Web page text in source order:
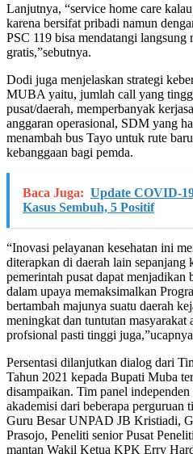
Lanjutnya, “service home care
karena bersifat pribadi namun
PSC 119 bisa mendatangi langsung
gratis,”sebutnya.
Dodi juga menjelaskan strategi
MUBA yaitu, jumlah call yang
pusat/daerah, memperbanyak
anggaran operasional, SDM yang
menambah bus Tayo untuk rute
kebanggaan bagi pemda.
Baca Juga: Update COVID-
Kasus Sembuh, 5 Positif
“Inovasi pelayanan kesehatan ini
diterapkan di daerah lain sepanjang
pemerintah pusat dapat
dalam upaya memaksimalkan
bertambah majunya suatu daerah
meningkat dan tuntutan masyarakat
profsional pasti tinggi
Persentasi dilanjutkan dialog dari
Tahun 2021 kepada Bupati Muba
disampaikan. Tim panel independen
akademisi dari beberapa perguruan
Guru Besar UNPAD JB Kristiadi,
Prasojo, Peneliti senior Pusat
mantan Wakil Ketua KPK Erry